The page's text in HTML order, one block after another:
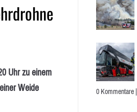
Uhr zu einem
Weide
0 Kommentare|